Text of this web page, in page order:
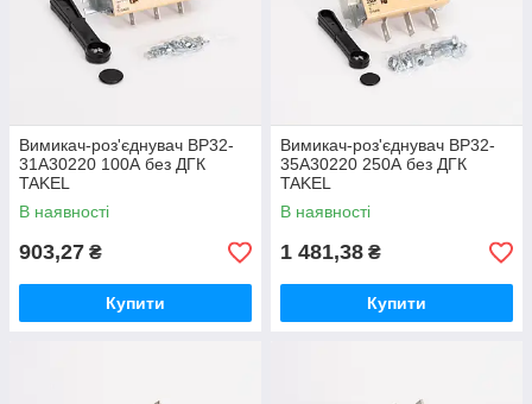
Вимикач-роз'єднувач ВР32-
31А30220 100А без ДГК
TAKEL
В наявності
903,27 ₴
Купити
Вимикач-роз'єднувач ВР32-
35А30220 250А без ДГК
TAKEL
В наявності
1 481,38 ₴
Купити